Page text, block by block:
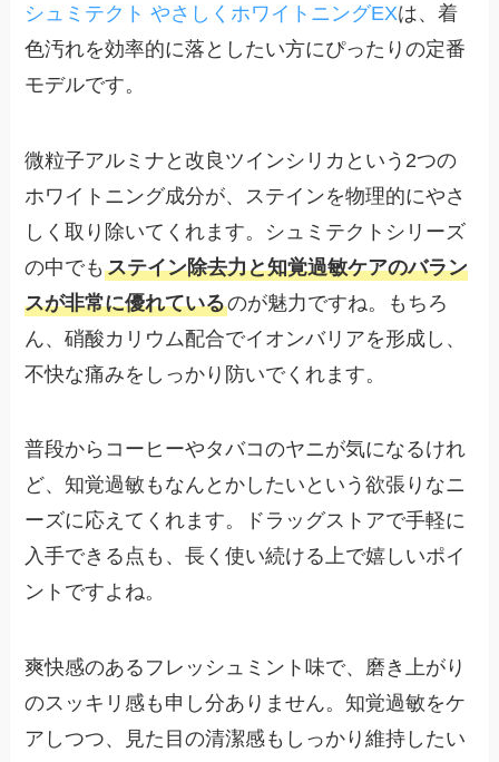
シュミテクト やさしくホワイトニングEXは、着
色汚れを効率的に落としたい方にぴったりの定番
モデルです。
微粒子アルミナと改良ツインシリカという2つの
ホワイトニング成分が、ステインを物理的にやさ
しく取り除いてくれます。シュミテクトシリーズ
の中でもステイン除去力と知覚過敏ケアのバラン
スが非常に優れているのが魅力ですね。もちろ
ん、硝酸カリウム配合でイオンバリアを形成し、
不快な痛みをしっかり防いでくれます。
普段からコーヒーやタバコのヤニが気になるけれ
ど、知覚過敏もなんとかしたいという欲張りなニ
ーズに応えてくれます。ドラッグストアで手軽に
入手できる点も、長く使い続ける上で嬉しいポイ
ントですよね。
爽快感のあるフレッシュミント味で、磨き上がり
のスッキリ感も申し分ありません。知覚過敏をケ
アしつつ、見た目の清潔感もしっかり維持したい